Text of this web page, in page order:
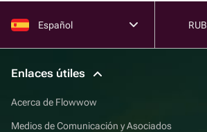
Español RUB
Enlaces útiles
Acerca de Flowwow
Medios de Comunicación y Asociados